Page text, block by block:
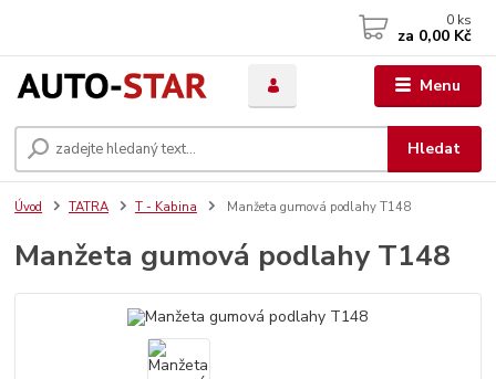
Menu
Hledat
0 ks
za 0,00 Kč
Úvod TATRA T - Kabina Manžeta gumová podlahy T148
Manžeta gumová podlahy T148